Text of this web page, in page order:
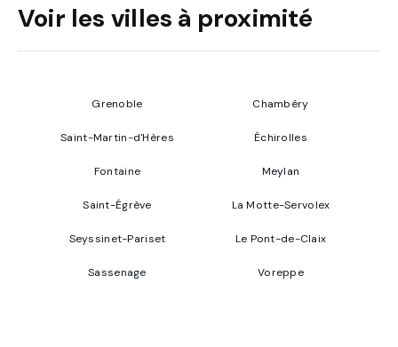
Voir les villes à proximité
Grenoble Chambéry
Saint-Martin-d'Hères Échirolles
Fontaine Meylan
Saint-Égrève La Motte-Servolex
Seyssinet-Pariset Le Pont-de-Claix
Sassenage Voreppe